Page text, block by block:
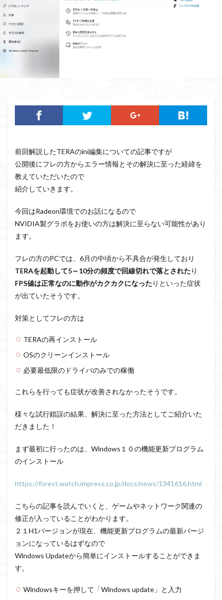
前回解説したTERAのini編集についての記事ですが
公開後にフレの方からエラー情報とその解決に至った経緯を
教えていただいたので
紹介していきます。
今回はRadeon環境でのお話になるので
NVIDIA製グラボをお使いの方は解決に至らない可能性があり
ます。
フレの方のPCでは、6月の中頃から不具合が発生しており
TERAを起動して5～10分の頻度で回線切れで落とされた り
FPS値は正常なのに動作がカクカクになった りといった症状
が出ていたそうです。
対策としてフレの方は
TERAの再インストール
OSのクリーンインストール
必要最低限のドライバのみでの稼働
これらを行っても症状が改善されなかったそうです。
様々な試行錯誤の結果、解決に至った方法としてご紹介いた
だきました！
まず最初に行ったのは、Windows１０の機能更新プログラム
のインストール
https://forest.watch.impress.co.jp/docs/news/1341616.html
こちらの記事を読んでいくと、ゲームやネットワーク関連の
修正が入っていることがわかります。
２１H1バージョンが現在、機能更新プログラムの最新バージ
ョンになっているはずなので
Windows Updateから簡単にインストールすることができま
す。
Windowsキーを押して「Windows update」と入力